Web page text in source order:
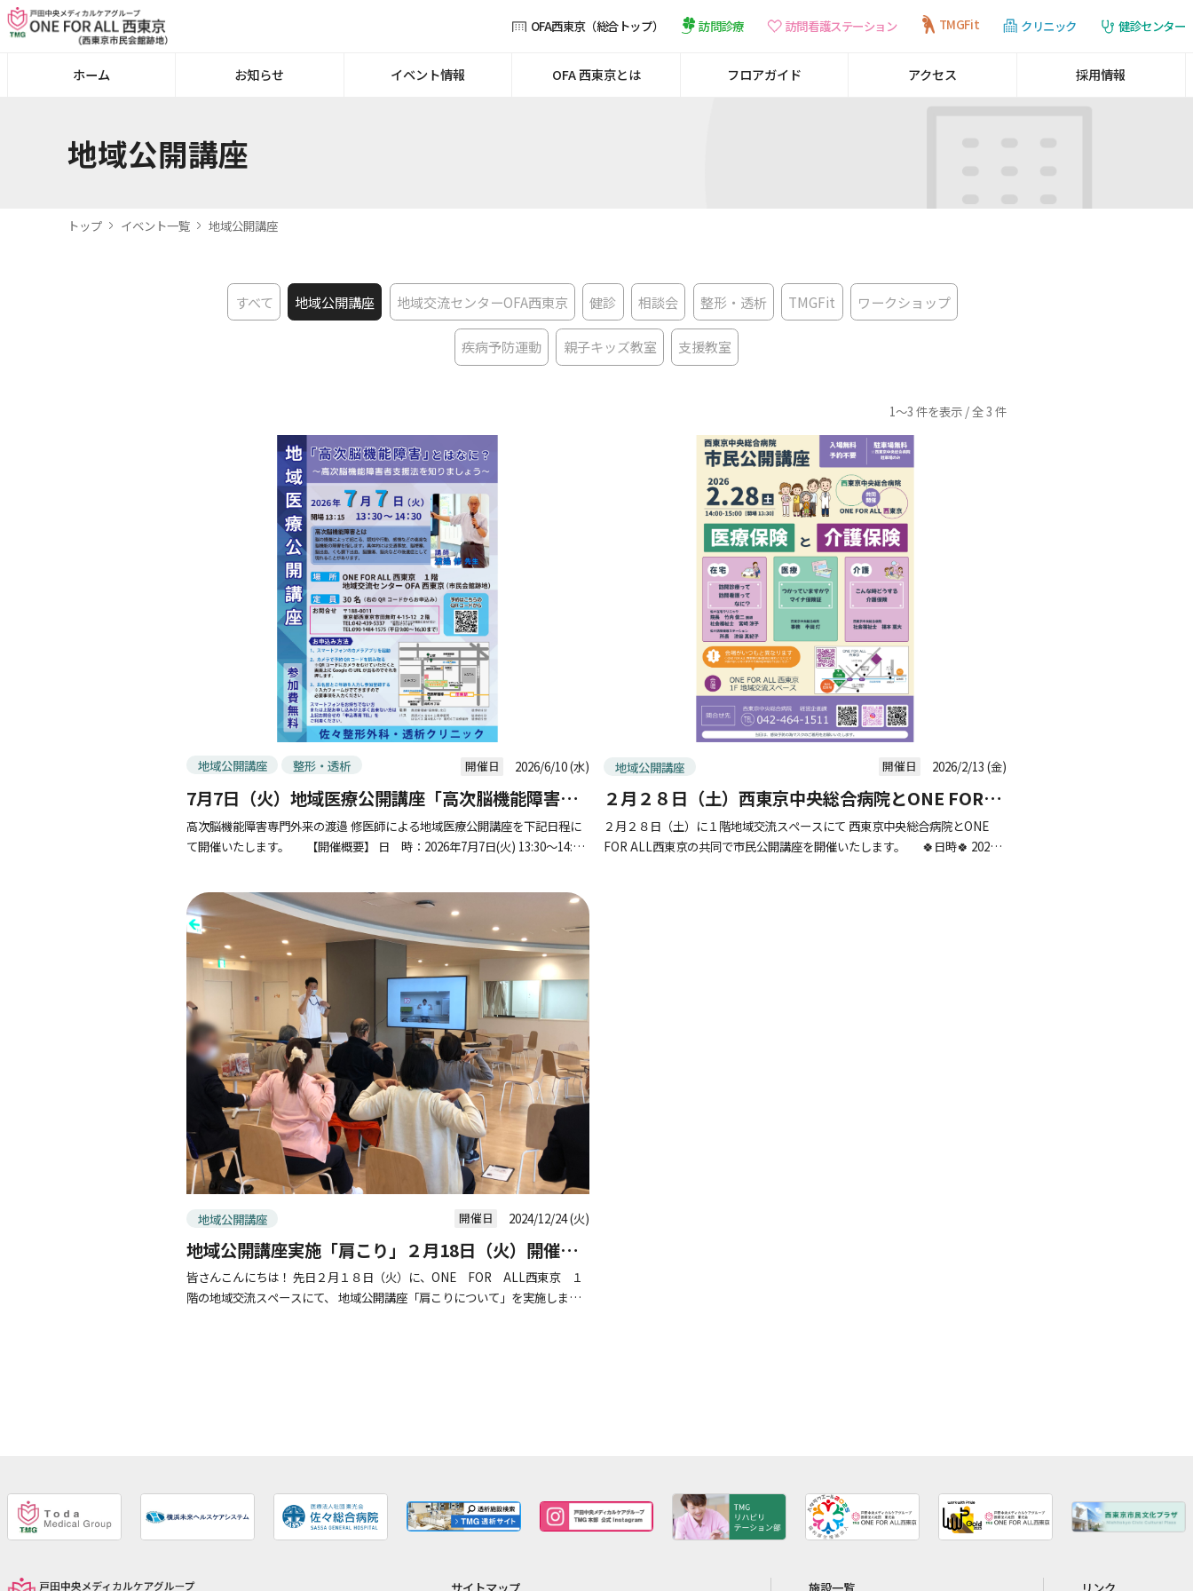
OFA西東京（総合トップ） 訪問診療 訪問看護ステーション TMGFit クリニック 健診センター
ホーム お知らせ イベント情報 OFA 西東京とは フロアガイド アクセス 採用情報
地域公開講座
トップ イベント一覧 地域公開講座
すべて 地域公開講座 地域交流センターOFA西東京 健診 相談会 整形・透析 TMGFit ワークショップ
疾病予防運動 親子キッズ教室 支援教室
1〜3 件を表示 / 全 3 件
地域公開講座 整形・透析 開催日 2026/6/10 (水)
7月7日（火）地域医療公開講座「高次脳機能障害」
とはなに？を開催します！
高次脳機能障害専門外来の渡邉 修医師による地域医療公開講座を下記日程に
て開催いたします。 【開催概要】 日 時：2026年7月7日(火) 13:30～14:30
地域公開講座 開催日 2026/2/13 (金)
２月２８日（土）西東京中央総合病院とONE FOR
ALL西東京の共同で市民公開講座を開催！
２月２８日（土）に１階地域交流スペースにて 西東京中央総合病院とONE
FOR ALL西東京の共同で市民公開講座を開催いたします。 🍀日時🍀 2026
地域公開講座 開催日 2024/12/24 (火)
地域公開講座実施「肩こり」２月18日（火）開催し
ました！
皆さんこんにちは！ 先日２月１８日（火）に、ONE FOR ALL西東京 １
階の地域交流スペースにて、 地域公開講座「肩こりについて」を実施しまし
サイトマップ 施設一覧 リンク